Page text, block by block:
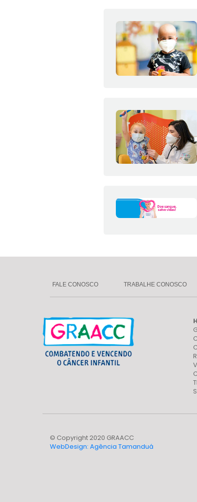
FALE CONOSCO TRABALHE CONOSCO
© Copyright 2020 GRAACC
WebDesign: Agência Tamanduá